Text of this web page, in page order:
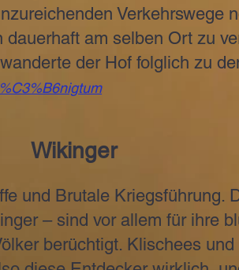
Verkehrswege
am selben Ort zu
der Hof folglich zu
Wikinger
und Brutale Kriegsführung.
– sind vor allem für ihre
berüchtigt. Klischees